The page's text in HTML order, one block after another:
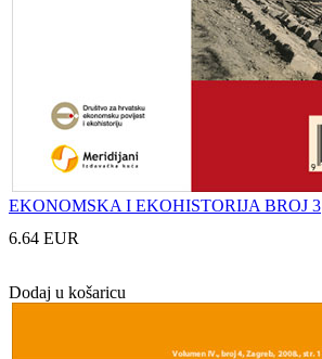
EKONOMSKA I EKOHISTORIJA BROJ 3
6.64 EUR
Dodaj u košaricu